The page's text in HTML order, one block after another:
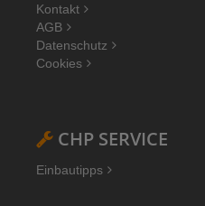
Kontakt
AGB
Datenschutz
Cookies
CHP SERVICE
Einbautipps